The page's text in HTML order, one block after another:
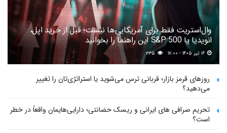
وال‌استریت فقط برای آمریکایی‌ها نیست؛ قبل از خرید اپل،
انویدیا یا S&P 500 این راهنما را بخوانید
۲۳۵
روزهای قرمز بازار؛ قربانی ترس می‌شوید یا استراتژی‌تان را تغییر
می‌دهید؟
تحریم صرافی های ایرانی و ریسک حضانتی؛ دارایی‌هایمان واقعاً در خطر
است؟